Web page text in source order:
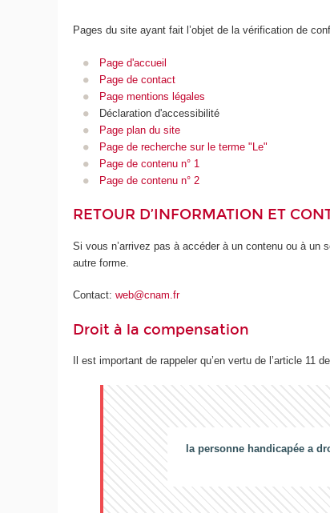
Pages du site ayant fait l’objet de la vérification de
Page d'accueil
Page de contact
Page mentions légales
Déclaration d'accessibilité
Page plan du site
Page de recherche sur le terme "Le"
Page de contenu n° 1
Page de contenu n° 2
RETOUR D’INFORMATION ET
Si vous n’arrivez pas à accéder à un contenu ou à
autre forme.
Contact:web@cnam.fr
Droit à la compensation
Il est important de rappeler qu’en vertu de l’article 11
la personne handicapée a